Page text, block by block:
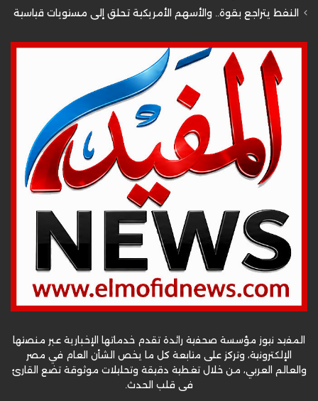
النفط يتراجع بقوة.. والأسهم الأمريكية تحلق إلى مستويات قياسية
المفيد نيوز مؤسسة صحفية رائدة تقدم خدماتها الإخبارية عبر منصتها
الإلكترونية، وتركز على متابعة كل ما يخص الشأن العام في مصر
والعالم العربي، من خلال تغطية دقيقة وتحليلات موثوقة تضع القارئ
في قلب الحدث.